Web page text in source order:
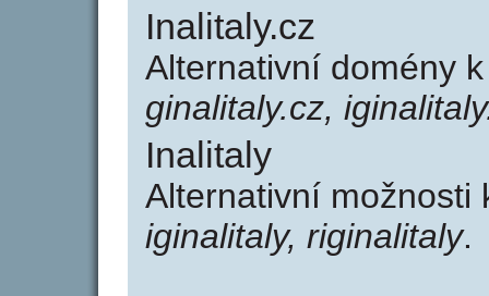
Inalitaly.cz
Alternativní domény
ginalitaly.cz,
Inalitaly
Alternativní
iginalitaly, riginalitaly.